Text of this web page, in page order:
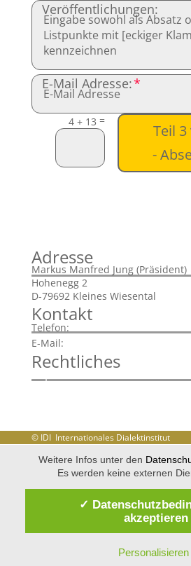
Veröffentlichungen:
E-Mail Adresse:
4 + 13 =
Teil
-
Adresse
Markus Manfred Jung (Präsident)
Hohenegg 2
D-79692 Kleines Wiesental
Kontakt
Telefon:
E-Mail:
Rechtliches
© IDI Internationales Dialektinstitut
Weitere Infos unter den
Es werden keine externen
✓
akzeptieren
Personalisieren